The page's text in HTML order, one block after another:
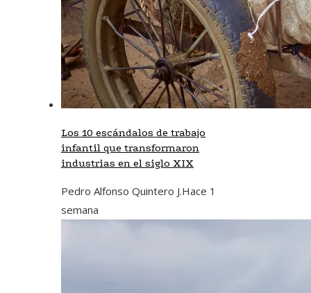
Los 10 escándalos de trabajo
infantil que transformaron
industrias en el siglo XIX
Pedro Alfonso Quintero J.Hace 1
semana